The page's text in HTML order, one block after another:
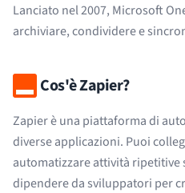
Lanciato nel 2007, Microsoft
archiviare, condividere e
Cos'è Zapier?
Zapier è una piattaforma di
diverse applicazioni. Puoi
automatizzare attività ripetitive
dipendere da sviluppatori per